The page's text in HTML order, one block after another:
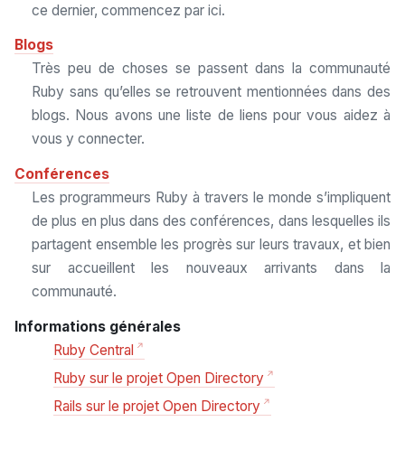
ce dernier, commencez par ici.
Blogs
Très peu de choses se passent dans la communauté
Ruby sans qu’elles se retrouvent mentionnées dans des
blogs. Nous avons une liste de liens pour vous aidez à
vous y connecter.
Conférences
Les programmeurs Ruby à travers le monde s’impliquent
de plus en plus dans des conférences, dans lesquelles ils
partagent ensemble les progrès sur leurs travaux, et bien
sur accueillent les nouveaux arrivants dans la
communauté.
Informations générales
Ruby Central
Ruby sur le projet Open Directory
Rails sur le projet Open Directory